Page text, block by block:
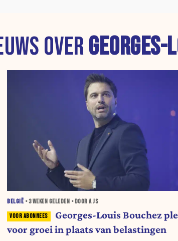
OVERGEORGES-
BELGIË •3 WEKEN GELEDEN • DOOR A JS
Georges-Louis Bouchez
voor groei in plaats van belastingen